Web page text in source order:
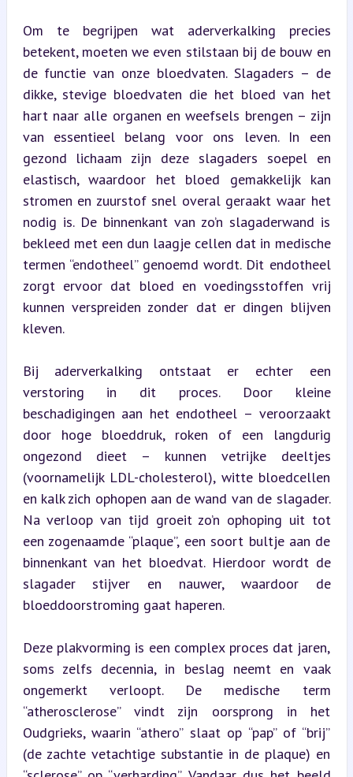
Om te begrijpen wat aderverkalking precies
betekent, moeten we even stilstaan bij de bouw en
de functie van onze bloedvaten. Slagaders – de
dikke, stevige bloedvaten die het bloed van het
hart naar alle organen en weefsels brengen – zijn
van essentieel belang voor ons leven. In een
gezond lichaam zijn deze slagaders soepel en
elastisch, waardoor het bloed gemakkelijk kan
stromen en zuurstof snel overal geraakt waar het
nodig is. De binnenkant van zo’n slagaderwand is
bekleed met een dun laagje cellen dat in medische
termen “endotheel” genoemd wordt. Dit endotheel
zorgt ervoor dat bloed en voedingsstoffen vrij
kunnen verspreiden zonder dat er dingen blijven
kleven.
Bij aderverkalking ontstaat er echter een
verstoring in dit proces. Door kleine
beschadigingen aan het endotheel – veroorzaakt
door hoge bloeddruk, roken of een langdurig
ongezond dieet – kunnen vetrijke deeltjes
(voornamelijk LDL-cholesterol), witte bloedcellen
en kalk zich ophopen aan de wand van de slagader.
Na verloop van tijd groeit zo’n ophoping uit tot
een zogenaamde “plaque”, een soort bultje aan de
binnenkant van het bloedvat. Hierdoor wordt de
slagader stijver en nauwer, waardoor de
bloeddoorstroming gaat haperen.
Deze plakvorming is een complex proces dat jaren,
soms zelfs decennia, in beslag neemt en vaak
ongemerkt verloopt. De medische term
“atherosclerose” vindt zijn oorsprong in het
Oudgrieks, waarin “athero” slaat op “pap” of “brij”
(de zachte vetachtige substantie in de plaque) en